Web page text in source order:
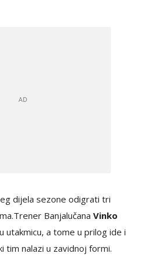
dijela sezone odigrati tri
Banjalučana Vinko
utakmicu, a tome u prilog ide i
tim nalazi u zavidnoj formi.